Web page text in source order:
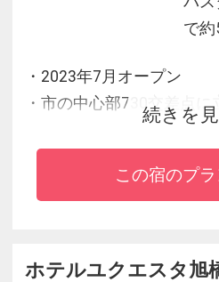
で約
・2023年7月オープン
・市の中心部730交差点に
・「離島ターミナル」ま
光に大変便利な立地）
続きを
この宿のプ
ホテルユクエスタ旭